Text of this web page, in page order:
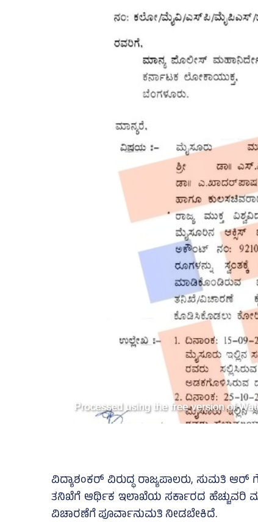
ವಿದ್ಯಾಶಂಕರ್‌ ವಿರುದ್ಧ ರಾಜ್ಯಪಾಲರು, ಸುಮತಿ
ತನಿಖೆಗೆ ಆರ್ಥಿಕ ಇಲಾಖೆಯ ಸರ್ಕಾರದ ಹೆಚ್ಚುವರಿ
ವಿಚಾರಣೆಗೆ ಪೂರ್ವಾನುಮತಿ ನೀಡಬೇಕಿದೆ.